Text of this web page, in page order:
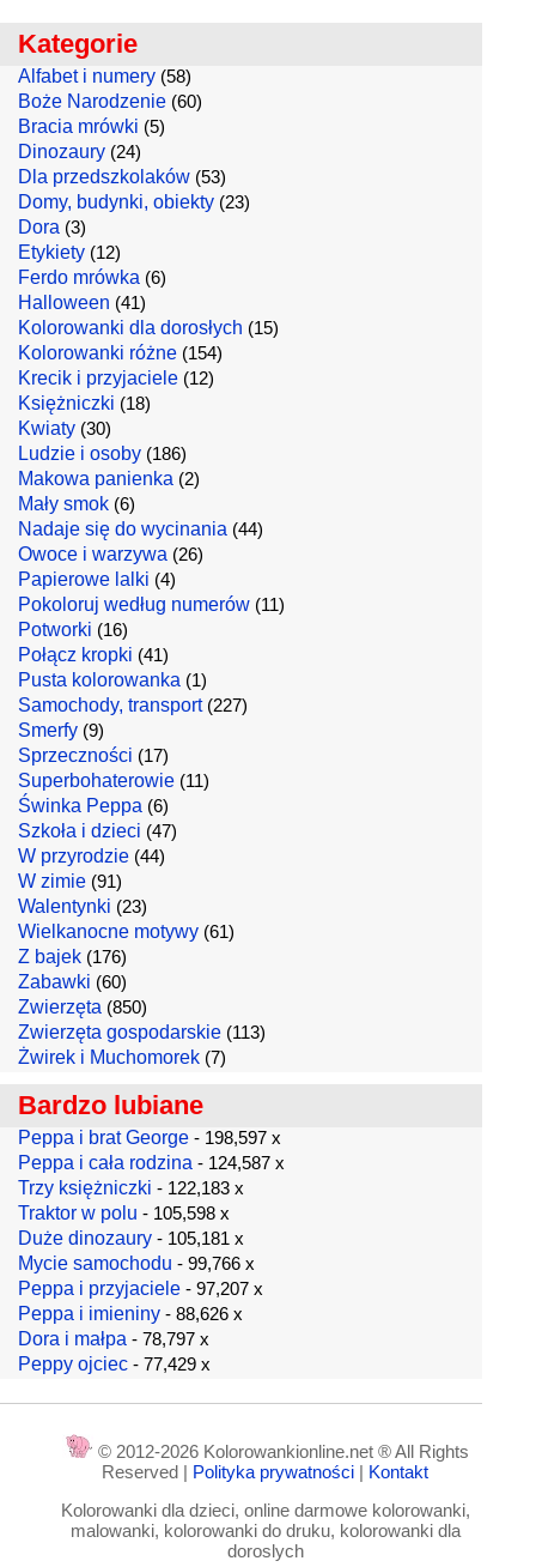
Kategorie
Alfabet i numery (58)
Boże Narodzenie (60)
Bracia mrówki (5)
Dinozaury (24)
Dla przedszkolaków (53)
Domy, budynki, obiekty (23)
Dora (3)
Etykiety (12)
Ferdo mrówka (6)
Halloween (41)
Kolorowanki dla dorosłych (15)
Kolorowanki różne (154)
Krecik i przyjaciele (12)
Księżniczki (18)
Kwiaty (30)
Ludzie i osoby (186)
Makowa panienka (2)
Mały smok (6)
Nadaje się do wycinania (44)
Owoce i warzywa (26)
Papierowe lalki (4)
Pokoloruj według numerów (11)
Potworki (16)
Połącz kropki (41)
Pusta kolorowanka (1)
Samochody, transport(227)
Smerfy (9)
Sprzeczności (17)
Superbohaterowie (11)
Świnka Peppa (6)
Szkoła i dzieci (47)
W przyrodzie (44)
W zimie (91)
Walentynki (23)
Wielkanocne motywy (61)
Z bajek (176)
Zabawki (60)
Zwierzęta (850)
Zwierzęta gospodarskie (113)
Żwirek i Muchomorek (7)
Bardzo lubiane
Peppa i brat George - 198,597 x
Peppa i cała rodzina - 124,587 x
Trzy księżniczki - 122,183 x
Traktor w polu - 105,598 x
Duże dinozaury - 105,181 x
Mycie samochodu - 99,766 x
Peppa i przyjaciele - 97,207 x
Peppa i imieniny - 88,626 x
Dora i małpa - 78,797 x
Peppy ojciec - 77,429 x
© 2012-2026 Kolorowankionline.net ® All Rights
Reserved | Polityka prywatności | Kontakt
Kolorowanki dla dzieci, online darmowe kolorowanki,
malowanki, kolorowanki do druku, kolorowanki dla
doroslych